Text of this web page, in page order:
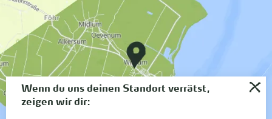
Wenn du uns deinen Standort verrätst,
zeigen wir dir: